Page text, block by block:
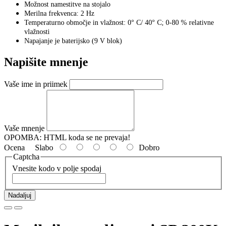
Možnost namestitve na stojalo
Merilna frekvenca: 2 Hz
Temperaturno območje in vlažnost: 0° C/ 40° C; 0-80 % relativne
vlažnosti
Napajanje je baterijsko (9 V blok)
Napišite mnenje
Vaše ime in priimek
Vaše mnenje
OPOMBA: HTML koda se ne prevaja!
Ocena Slabo
Dobro
Captcha
Vnesite kodo v polje spodaj
Nadaljuj